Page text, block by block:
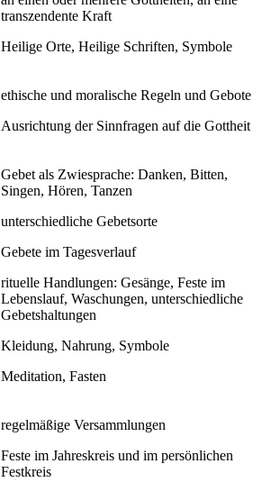
transzendente Kraft
Heilige Orte, Heilige Schriften, Symbole
ethische und moralische Regeln und Gebote
Ausrichtung der Sinnfragen auf die Gottheit
Gebet als Zwiesprache: Danken, Bitten,
Singen, Hören, Tanzen
unterschiedliche Gebetsorte
Gebete im Tagesverlauf
rituelle Handlungen: Gesänge, Feste im
Lebenslauf, Waschungen, unterschiedliche
Gebetshaltungen
Kleidung, Nahrung, Symbole
Meditation, Fasten
regelmäßige Versammlungen
Feste im Jahreskreis und im persönlichen
Festkreis